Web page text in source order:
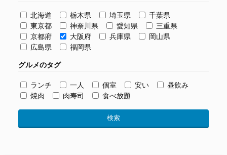
北海道 栃木県 埼玉県
千葉県
東京都
神奈川県 愛知県
三重県
京都府
大阪府 兵庫県
岡山県
広島県
福岡県
グルメのタグ
ランチ 一人 個室 安い
昼飲み
焼肉
肉寿司 食べ放題